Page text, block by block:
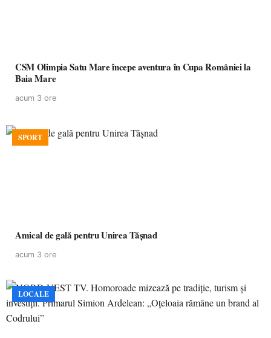
CSM Olimpia Satu Mare începe aventura în Cupa României la
Baia Mare
acum 3 ore
SPORT
Amical de gală pentru Unirea Tășnad
acum 3 ore
LOCALE